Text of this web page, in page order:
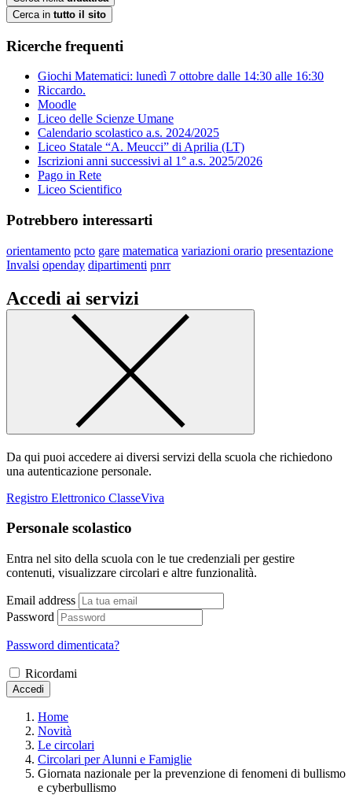
Cerca in tutto il sito
Ricerche frequenti
Giochi Matematici: lunedì 7 ottobre dalle 14:30 alle 16:30
Riccardo.
Moodle
Liceo delle Scienze Umane
Calendario scolastico a.s. 2024/2025
Liceo Statale “A. Meucci” di Aprilia (LT)
Iscrizioni anni successivi al 1° a.s. 2025/2026
Pago in Rete
Liceo Scientifico
Potrebbero interessarti
orientamento pcto gare matematica variazioni orario presentazione
Invalsi openday dipartimenti pnrr
Accedi ai servizi
Da qui puoi accedere ai diversi servizi della scuola che richiedono
una autenticazione personale.
Registro Elettronico ClasseViva
Personale scolastico
Entra nel sito della scuola con le tue credenziali per gestire
contenuti, visualizzare circolari e altre funzionalità.
Email address
Password
Password dimenticata?
Ricordami
Accedi
Home
Novità
Le circolari
Circolari per Alunni e Famiglie
Giornata nazionale per la prevenzione di fenomeni di bullismo
e cyberbullismo